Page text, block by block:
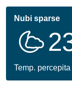
di
per
le
di
Nubi sparse
Temp. percepita